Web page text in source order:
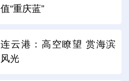
值“重庆蓝”
连云港：高空瞭望 赏海滨
风光